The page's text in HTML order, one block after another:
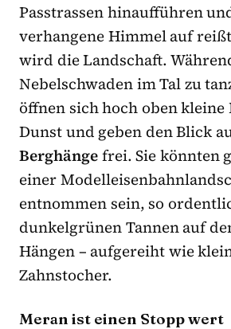
Passtrassen hinaufführen
verhangene Himmel auf
wird die Landschaft.
Nebelschwaden im Tal zu
öffnen sich hoch oben kleine
Dunst und geben den Blick
Berghängefrei. Sie könnten
einer
entnommen sein, so
dunkelgrünen Tannen auf
Hängen – aufgereiht wie
Zahnstocher.
Meran ist einen Stopp wert